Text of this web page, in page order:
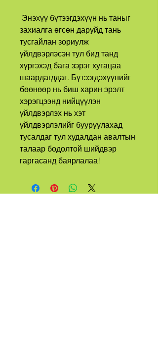
захиалга өгсөн даруйд тань
тусгайлан зориулж
үйлдвэрлэсэн тул бид танд
хүргэхэд бага зэрэг хугацаа
шаардагддаг. Бүтээгдэхүүнийг
бөөнөөр нь биш харин эрэлт
хэрэгцээнд нийцүүлэн
үйлдвэрлэх нь хэт
үйлдвэрлэлийг бууруулахад
тусалдаг тул худалдан авалтын
талаар бодолтой шийдвэр
гаргасанд баярлалаа!